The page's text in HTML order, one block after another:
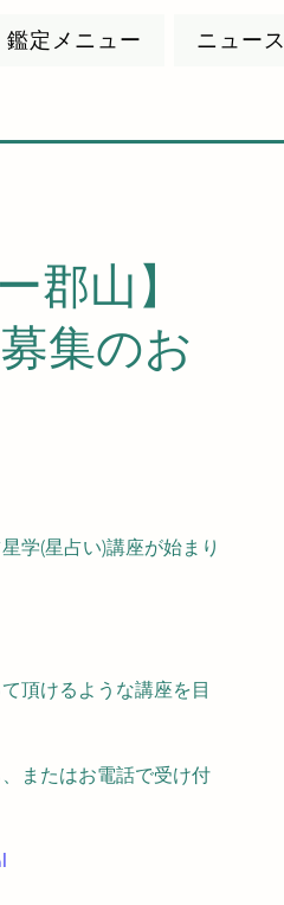
鑑定メニュー ニュース
郡山】
集のお
学(星占い)講座が始まり
頂けるような講座を目
またはお電話で受け付